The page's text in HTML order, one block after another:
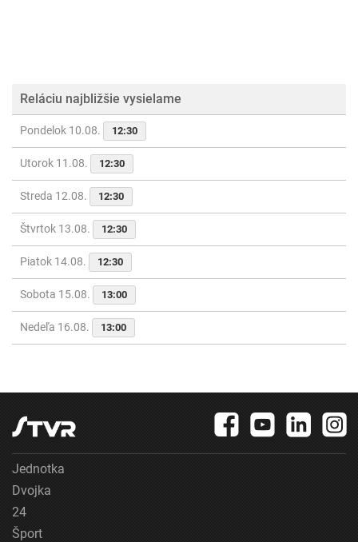
Reláciu najbližšie vysielame
Pondelok 10.08. 12:30
Utorok 11.08. 12:30
Streda 12.08. 12:30
Štvrtok 13.08. 12:30
Piatok 14.08. 12:30
Sobota 15.08. 13:00
Nedeľa 16.08. 13:00
Jednotka
Dvojka
24
Šport